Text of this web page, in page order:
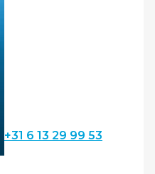
+31 6 13 29 99 53